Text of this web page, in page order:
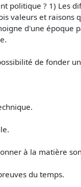
politique ? 1) Les
valeurs et raisons
d'une époque
de fonder
à la matière
du temps.